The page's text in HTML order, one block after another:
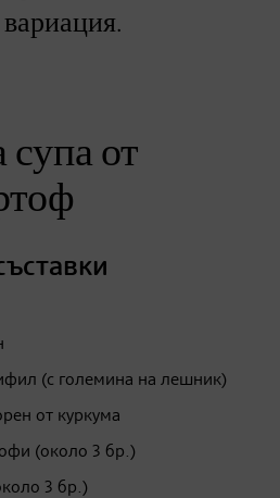
вариация.
супа от
(с големина на лешник)
от куркума
(около 3 бр.)
3 бр.)